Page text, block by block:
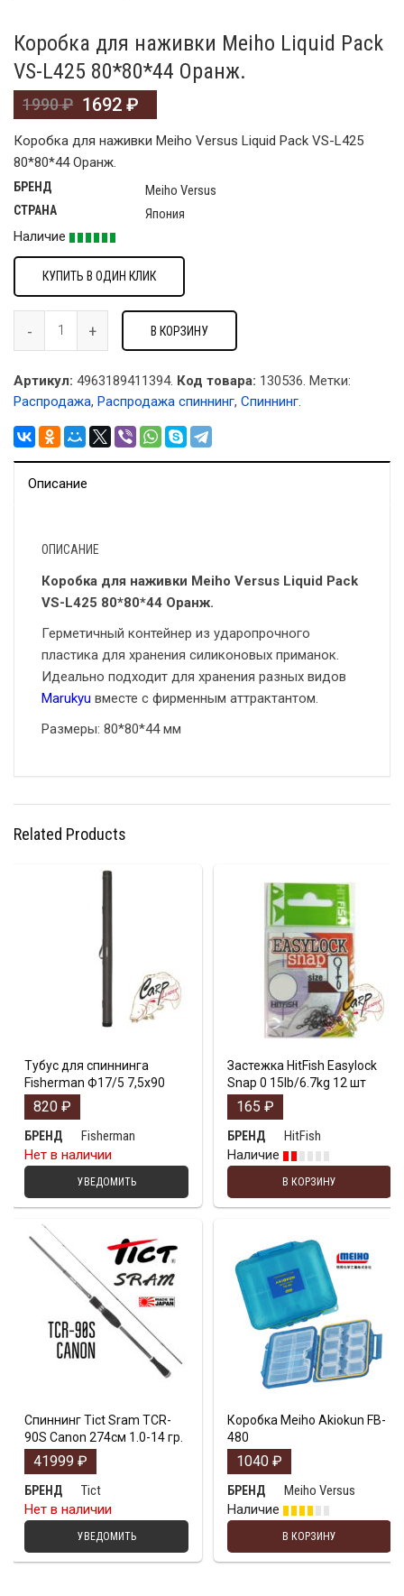
Коробка для наживки Meiho Liquid Pack
VS-L425 80*80*44 Оранж.
1990₽ 1692 ₽
Коробка для наживки Meiho Versus Liquid Pack VS-L425
80*80*44 Оранж.
БРЕНД Meiho Versus
СТРАНА
Япония
Наличие
КУПИТЬ В ОДИН КЛИК
В КОРЗИНУ
Артикул: 4963189411394. Код товара: 130536. Метки:
Распродажа, Распродажа спиннинг, Спиннинг.
Описание
ОПИСАНИЕ
Коробка для наживки Meiho Versus Liquid Pack
VS-L425 80*80*44 Оранж.
Герметичный контейнер из ударопрочного
пластика для хранения силиконовых приманок.
Идеально подходит для хранения разных видов
Marukyu вместе с фирменным аттрактантом.
Размеры: 80*80*44 мм
Related Products
Тубус для спиннинга
Fisherman Ф17/5 7,5х90
820 ₽
БРЕНД
Fisherman
Нет в наличии
УВЕДОМИТЬ
Застежка HitFish Easylock
Snap 0 15lb/6.7kg 12 шт
165 ₽
БРЕНД
HitFish
Наличие
В КОРЗИНУ
Спиннинг Tict Sram TCR-
90S Canon 274см 1.0-14 гр.
41999 ₽
БРЕНД
Tict
Нет в наличии
УВЕДОМИТЬ
Коробка Meiho Akiokun FB-
480
1040 ₽
БРЕНД
Meiho Versus
Наличие
В КОРЗИНУ